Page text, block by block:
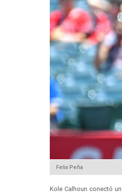
Felix Peña
Kole Calhoun conectó